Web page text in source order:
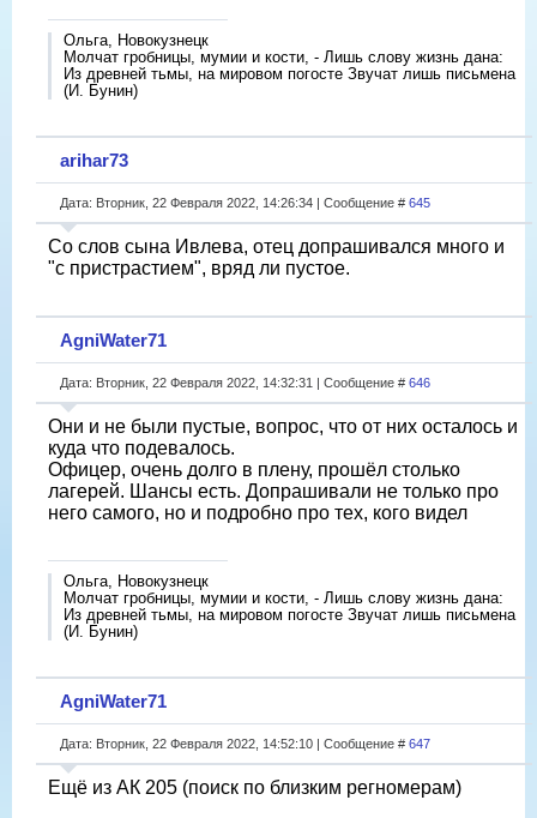
Ольга, Новокузнецк
Молчат гробницы, мумии и кости, - Лишь слову жизнь дана:
Из древней тьмы, на мировом погосте Звучат лишь письмена
(И. Бунин)
arihar73
Дата: Вторник, 22 Февраля 2022, 14:26:34 | Сообщение # 645
Со слов сына Ивлева, отец допрашивался много и
"с пристрастием", вряд ли пустое.
AgniWater71
Дата: Вторник, 22 Февраля 2022, 14:32:31 | Сообщение # 646
Они и не были пустые, вопрос, что от них осталось и
куда что подевалось.
Офицер, очень долго в плену, прошёл столько
лагерей. Шансы есть. Допрашивали не только про
него самого, но и подробно про тех, кого видел
Ольга, Новокузнецк
Молчат гробницы, мумии и кости, - Лишь слову жизнь дана:
Из древней тьмы, на мировом погосте Звучат лишь письмена
(И. Бунин)
AgniWater71
Дата: Вторник, 22 Февраля 2022, 14:52:10 | Сообщение # 647
Ещё из АК 205 (поиск по близким регномерам)